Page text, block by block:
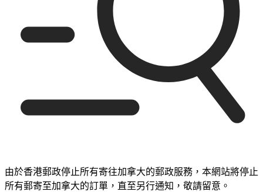
由於香港郵政停止所有寄往加拿大的郵政服務，本網站將停止
所有郵寄至加拿大的訂單，直至另行通知，敬請留意。